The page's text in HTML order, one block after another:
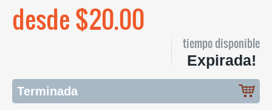
desde $20.00
tiempo disponible
Expirada!
Terminada